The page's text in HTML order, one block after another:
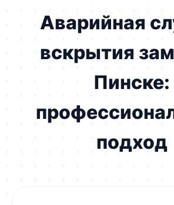
Аварийная
вскрытия
Пинске:
подход